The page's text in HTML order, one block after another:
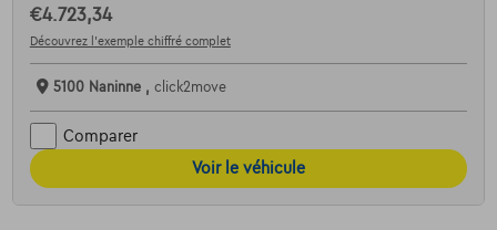
€4.723,34
Découvrez l’exemple chiffré complet
5100 Naninne , click2move
Comparer
Voir le véhicule